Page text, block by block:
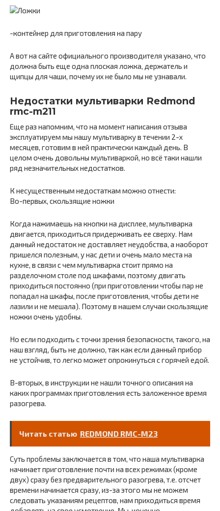
-контейнер для приготовления на пару
А вот на сайте официального производителя указано, что
должна быть еще одна плоская ложка, держатель и
щипцы для чаши, почему их не было мы не узнавали.
Недостатки мультиварки Redmond
rmc-m211
Еще раз напомним, что на момент написания отзыва
эксплуатируем мы нашу мультиварку в течении 2-х
месяцев, готовим в ней практически каждый день. В
целом очень довольны мультиваркой, но всё таки нашли
ряд незначительных недостатков.
К несущественным недостаткам можно отнести:
Во-первых, скользящие ножки
Когда нажимаешь на кнопки на дисплее, мультиварка
двигается, приходиться придерживать ее сверху. Нам
данный недостаток не доставляет неудобства, а наоборот
пришелся полезным, у нас дети и очень мало места на
кухне, в связи с чем мультиварка стоит прямо на
разделочном столе под шкафами, поэтому двигать
приходиться постоянно (при приготовлении чтобы пар не
попадал на шкафы, после приготовления, чтобы дети не
лазили и не мешала). Поэтому в нашем случаи скользящие
ножки очень удобны.
Но если подходить с точки зрения безопасности, такого, на
наш взгляд, быть не должно, так как если данный прибор
не устойчив, то легко может опрокинуться с горячей едой.
В-вторых, в инструкции не нашли точного описания на
каких программах приготовления есть заложенное время
разогрева.
Читать статью REDMOND RMC-M23
Суть проблемы заключается в том, что наша мультиварка
начинает приготовление почти на всех режимах (кроме
двух) сразу без предварительного разогрева, т.е. отсчет
времени начинается сразу, из-за этого мы не можем
следовать указаниям рецептов, нам приходиться время